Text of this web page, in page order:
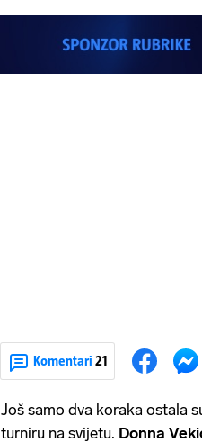
Komentari 21
Još samo dva koraka ostala
turniru na svijetu. Donna